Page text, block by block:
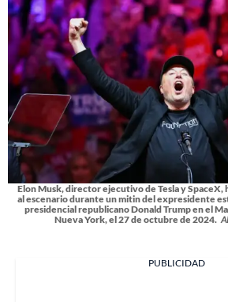
Elon Musk, director ejecutivo de Tesla y SpaceX,
al escenario durante un mitin del expresidente
presidencial republicano Donald Trump en el
Nueva York, el 27 de octubre de 2024.
PUBLICIDAD